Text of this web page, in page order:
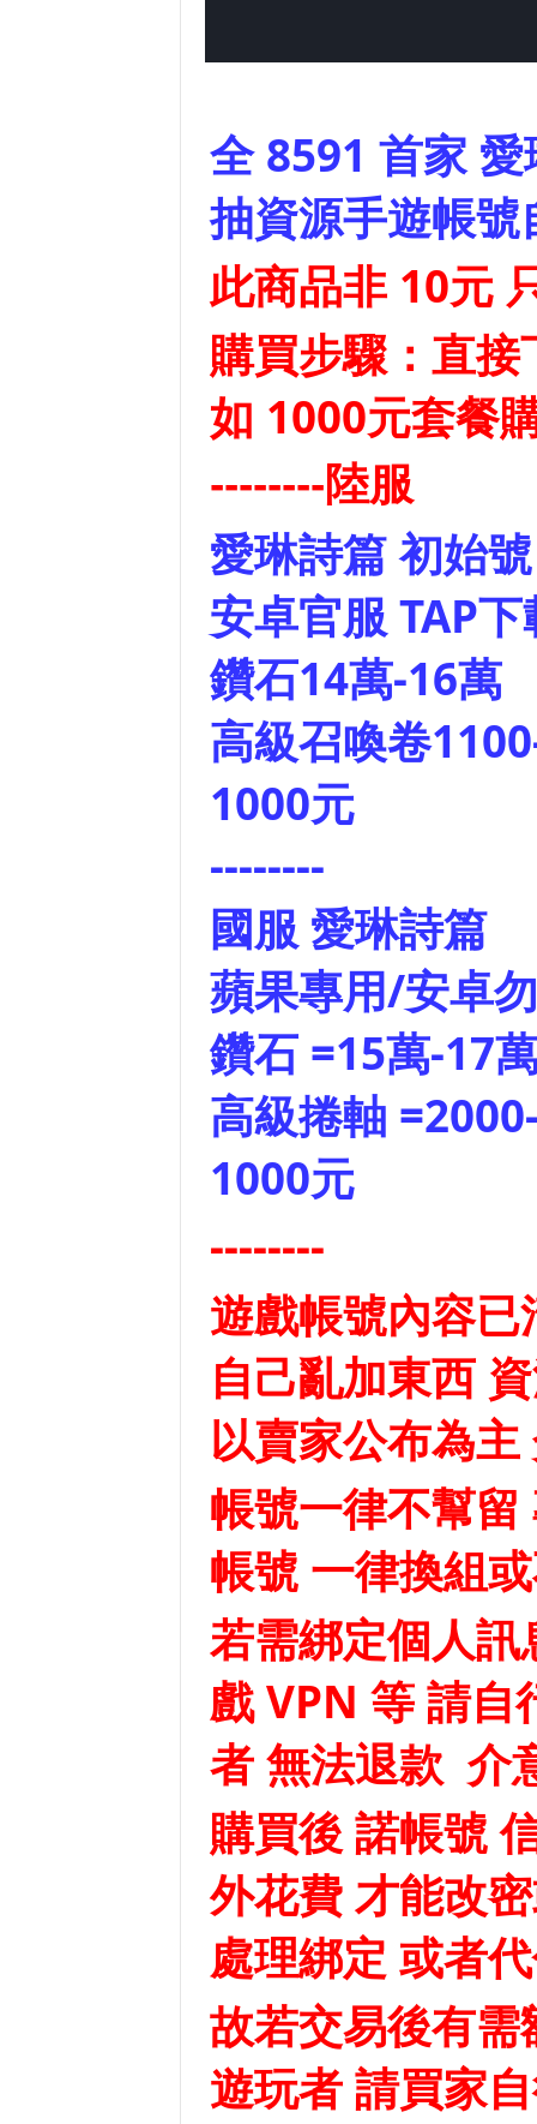
全 8591 首家 愛
抽資源手遊帳號
此商品非 10元
購買步驟：直
如 1000元套餐
--------陸服
愛琳詩篇 初始號
安卓官服 TAP
鑽石14萬-16萬
高級召喚卷
1000元
--------
國服 愛琳詩篇
蘋果專用/安卓
鑽石 =15萬-17
高級捲軸
1000元
--------
遊戲帳號內容
自己亂加東西
以賣家公布為主
帳號一律不幫
帳號 一律換組
若需綁定個人
戲 VPN 等 請自
者 無法退款 介
購買後 諾帳號
外花費 才能改
處理綁定 或者
故若交易後有
遊玩者 請買家